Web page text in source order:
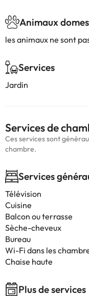
Animaux
les animaux ne sont
Services
Jardin
Services de
Ces services sont
chambre.
Services
Télévision
Cuisine
Balcon ou terrasse
Sèche-cheveux
Bureau
Wi-Fi dans les
Chaise haute
Plus de services